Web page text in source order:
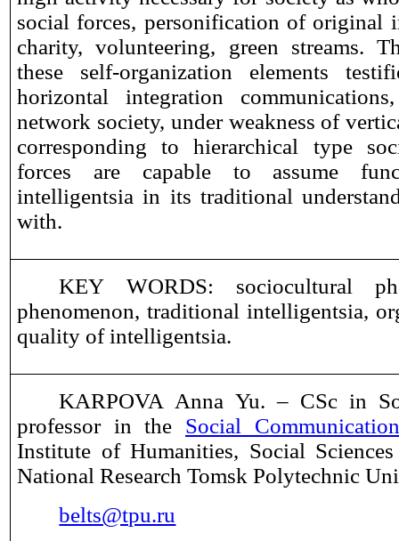
social forces, personification of original
charity, volunteering, green streams.
these self-organization elements
horizontal integration
network society, under weakness of
corresponding to hierarchical type
forces are capable to assume
intelligentsia in its traditional
with.
KEY WORDS: sociocultural
phenomenon, traditional intelligentsia,
quality of intelligentsia.
KARPOVA Anna Yu. – CSc in
professor in the Social Communication
Institute of Humanities, Social
National Research Tomsk Polytechnic
belts@tpu.ru